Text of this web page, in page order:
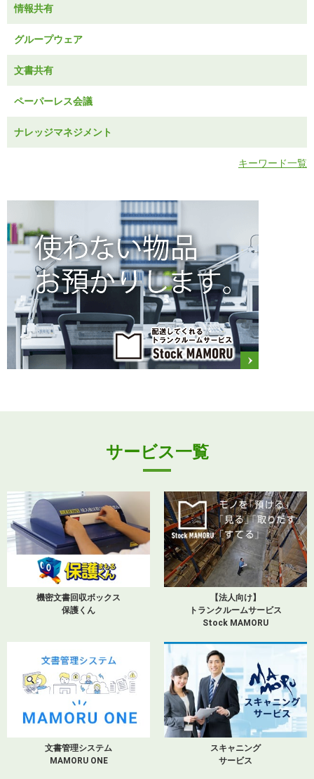
情報共有
グループウェア
文書共有
ペーパーレス会議
ナレッジマネジメント
キーワード一覧
サービス一覧
機密文書回収ボックス
保護くん
【法人向け】
トランクルームサービス
Stock MAMORU
文書管理システム
MAMORU ONE
スキャニング
サービス